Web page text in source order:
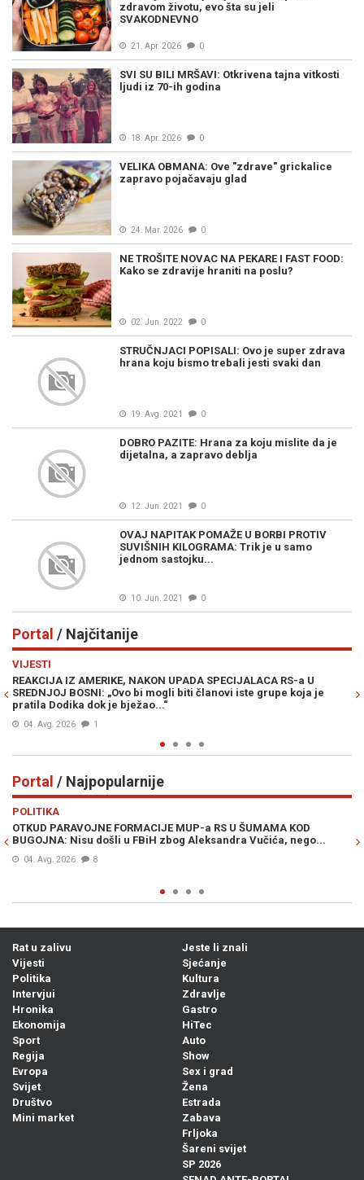
zdravom životu, evo šta su jeli
SVAKODNEVNO
21. Apr. 2026 0
SVI SU BILI MRŠAVI: Otkrivena tajna vitkosti
ljudi iz 70-ih godina
18. Apr. 2026 0
VELIKA OBMANA: Ove "zdrave" grickalice
zapravo pojačavaju glad
24. Mar. 2026 0
NE TROŠITE NOVAC NA PEKARE I FAST FOOD:
Kako se zdravije hraniti na poslu?
02. Jun. 2022 0
STRUČNJACI POPISALI: Ovo je super zdrava
hrana koju bismo trebali jesti svaki dan
19. Avg. 2021 0
DOBRO PAZITE: Hrana za koju mislite da je
dijetalna, a zapravo deblja
12. Jun. 2021 0
OVAJ NAPITAK POMAŽE U BORBI PROTIV
SUVIŠNIH KILOGRAMA: Trik je u samo
jednom sastojku...
10. Jun. 2021 0
Portal / Najčitanije
VIJESTI
REAKCIJA IZ AMERIKE, NAKON UPADA SPECIJALACA RS-a U
SREDNJOJ BOSNI: „Ovo bi mogli biti članovi iste grupe koja je
pratila Dodika dok je bježao...“
04. Avg. 2026 1
Portal / Najpopularnije
POLITIKA
OTKUD PARAVOJNE FORMACIJE MUP-a RS U ŠUMAMA KOD
BUGOJNA: Nisu došli u FBiH zbog Aleksandra Vučića, nego...
04. Avg. 2026 8
Rat u zalivu
Vijesti
Politika
Intervjui
Hronika
Ekonomija
Sport
Regija
Evropa
Svijet
Društvo
Mini market
Jeste li znali
Sjećanje
Kultura
Zdravlje
Gastro
HiTec
Auto
Show
Sex i grad
Žena
Estrada
Zabava
Frljoka
Šareni svijet
SP 2026